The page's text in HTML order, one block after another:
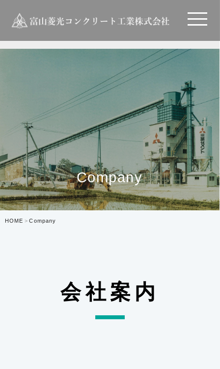
Company
HOME Company
会社案内